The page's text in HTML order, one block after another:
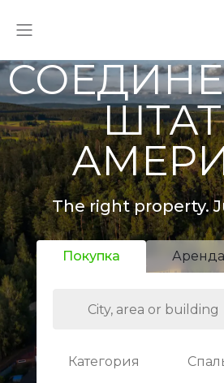
The right property.
Покупка Аренда
Категория